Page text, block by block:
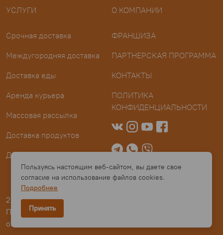
Пользуясь настоящим веб-сайтом, вы даете свое
согласие на использование файлов cookies.
Подробнее
Принять
УСЛУГИ
Срочная доставка
Междугородняя доставка
Доставка еды
Аренда курьера
Массовая рассылка
Доставка продуктов
Доставка в тюрьму
О КОМПАНИИ
ФРАНШИЗА
ПАРТНЕРСКАЯ ПРОГРАММА
КОНТАКТЫ
ПОЛИТИКА
КОНФИДЕНЦИАЛЬНОСТИ
2016-2026 GarantBox | Все права защищены |
Пользовательское соглашение
оплаты на сайте